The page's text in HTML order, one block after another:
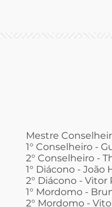
Mestre
1° Conselheiro -
2° Conselheiro -
1° Diácono - João
2° Diácono - Vitor
1° Mordomo -
2° Mordomo -